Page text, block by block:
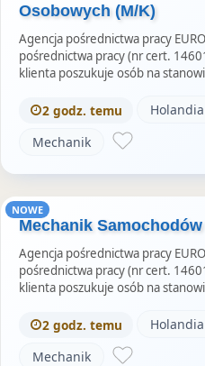
Osobowych (M/K)
Agencja pośrednictwa pracy
pośrednictwa pracy (nr cert.
klienta poszukuje osób na
2 godz. temu
Mechanik
NOWE
Mechanik
Agencja pośrednictwa pracy
pośrednictwa pracy (nr cert.
klienta poszukuje osób na
2 godz. temu
Mechanik